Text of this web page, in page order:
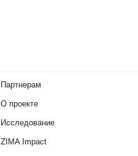
Партнерам
О проекте
Исследование
ZIMA Impact